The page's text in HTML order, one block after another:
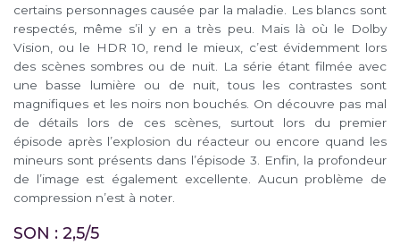
certains personnages causée par la maladie. Les blancs sont
respectés, même s’il y en a très peu. Mais là où le Dolby
Vision, ou le HDR 10, rend le mieux, c’est évidemment lors
des scènes sombres ou de nuit. La série étant filmée avec
une basse lumière ou de nuit, tous les contrastes sont
magnifiques et les noirs non bouchés. On découvre pas mal
de détails lors de ces scènes, surtout lors du premier
épisode après l’explosion du réacteur ou encore quand les
mineurs sont présents dans l’épisode 3. Enfin, la profondeur
de l’image est également excellente. Aucun problème de
compression n’est à noter.
SON : 2,5/5